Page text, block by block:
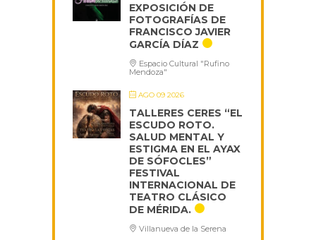
EXPOSICIÓN DE
FOTOGRAFÍAS DE
FRANCISCO JAVIER
GARCÍA DÍAZ
Espacio Cultural "Rufino
Mendoza"
AGO 09 2026
TALLERES CERES “EL
ESCUDO ROTO.
SALUD MENTAL Y
ESTIGMA EN EL AYAX
DE SÓFOCLES”
FESTIVAL
INTERNACIONAL DE
TEATRO CLÁSICO
DE MÉRIDA.
Villanueva de la Serena